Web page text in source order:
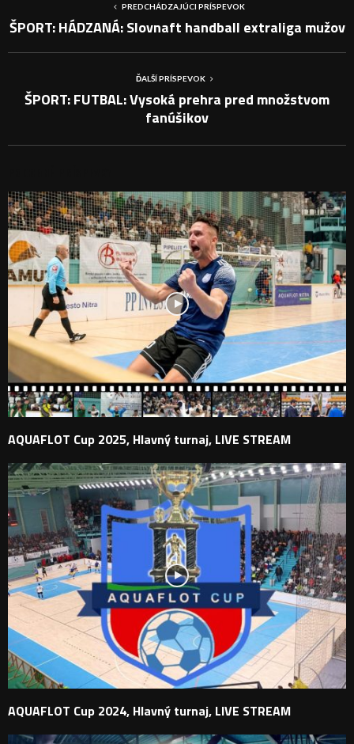
PREDCHÁDZAJÚCI PRÍSPEVOK
ŠPORT: HÁDZANÁ: Slovnaft handball extraliga mužov
ĎALŠÍ PRÍSPEVOK
ŠPORT: FUTBAL: Vysoká prehra pred množstvom
fanúšikov
AQUAFLOT Cup 2025, Hlavný turnaj, LIVE STREAM
AQUAFLOT Cup 2024, Hlavný turnaj, LIVE STREAM